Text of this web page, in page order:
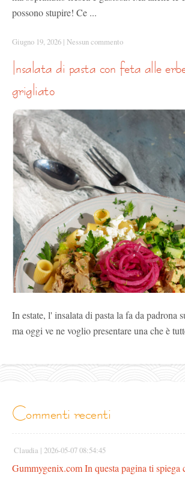
possono stupire! Ce ...
Giugno 19, 2026 | Nessun commento
grigliato
In estate, l' insalata di pasta la fa da padrona
ma oggi ve ne voglio presentare una che è
commenti recenti
Claudia | 2026-05-07 08:54:45
Gummygenix.com In questa pagina ti spiega